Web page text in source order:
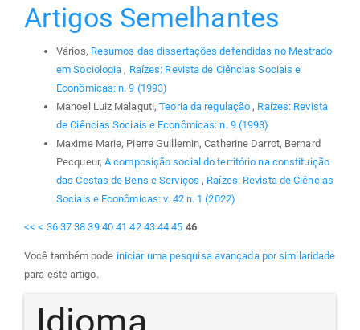
Artigos Semelhantes
Vários, Resumos das dissertações defendidas no Mestrado
em Sociologia, Raízes: Revista de Ciências Sociais e
Econômicas: n. 9 (1993)
Manoel Luiz Malaguti,Teoria da regulação, Raízes: Revista
de Ciências Sociais e Econômicas: n. 9 (1993)
Maxime Marie, Pierre Guillemin, Catherine Darrot, Bernard
Pecqueur, A composição social do território na constituição
das Cestas de Bens e Serviços, Raízes: Revista de Ciências
Sociais e Econômicas: v. 42 n. 1 (2022)
<< < 36 37 38 39 40 41 42 43 44 45 46
Você também pode iniciar uma pesquisa avançada por similaridade
para este artigo.
Idioma